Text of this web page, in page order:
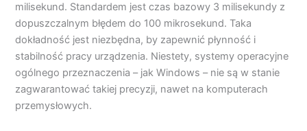
milisekund. Standardem jest czas bazowy 3 milisekundy z
dopuszczalnym błędem do 100 mikrosekund. Taka
dokładność jest niezbędna, by zapewnić płynność i
stabilność pracy urządzenia. Niestety, systemy operacyjne
ogólnego przeznaczenia – jak Windows – nie są w stanie
zagwarantować takiej precyzji, nawet na komputerach
przemysłowych.